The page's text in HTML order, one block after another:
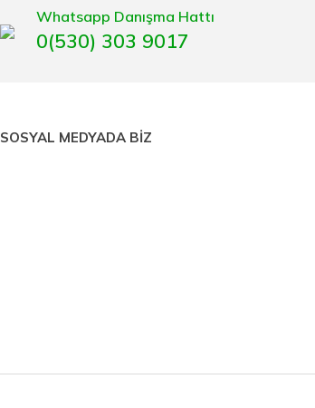
Whatsapp Danışma Hattı
0(530) 303 9017
SOSYAL MEDYADA BİZ